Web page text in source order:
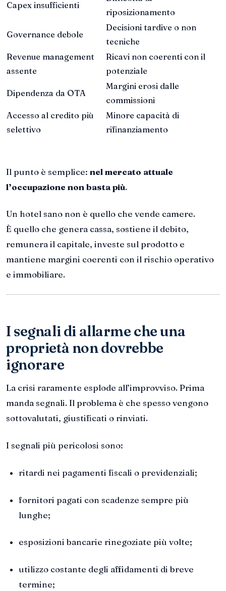
Capex insufficienti
riposizionamento
Governance debole
Decisioni tardive o non
tecniche
Revenue management
assente
Ricavi non coerenti con il
potenziale
Dipendenza da OTA
Margini erosi dalle
commissioni
Accesso al credito più
selettivo
Minore capacità di
rifinanziamento
Il punto è semplice: nel mercato attuale
l’occupazione non basta più.
Un hotel sano non è quello che vende camere.
È quello che genera cassa, sostiene il debito,
remunera il capitale, investe sul prodotto e
mantiene margini coerenti con il rischio operativo
e immobiliare.
I segnali di allarme che una
proprietà non dovrebbe
ignorare
La crisi raramente esplode all’improvviso. Prima
manda segnali. Il problema è che spesso vengono
sottovalutati, giustificati o rinviati.
I segnali più pericolosi sono:
ritardi nei pagamenti fiscali o previdenziali;
fornitori pagati con scadenze sempre più
lunghe;
esposizioni bancarie rinegoziate più volte;
utilizzo costante degli affidamenti di breve
termine;